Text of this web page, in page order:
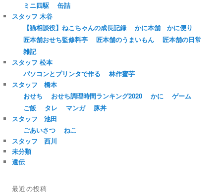
ミニ四駆
缶詰
スタッフ 木谷
【猫相談役】ねこちゃんの成長記録
かに本舗 かに便り
匠本舗おせち監修料亭
匠本舗のうまいもん
匠本舗の日常
雑記
スタッフ 松本
パソコンとプリンタで作る
林作蜜芋
スタッフ 橋本
おせち
おせち調理時間ランキング2020 かに
ゲーム
ご飯
タレ マンガ
豚丼
スタッフ 池田
ごあいさつ
ねこ
スタッフ 西川
未分類
遺伝
最近の投稿